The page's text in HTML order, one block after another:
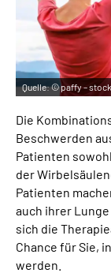
Quelle:© paffy –
Die
Beschwerden
Patienten
der
Patienten
auch ihrer
sich die
Chance für Sie,
werden.